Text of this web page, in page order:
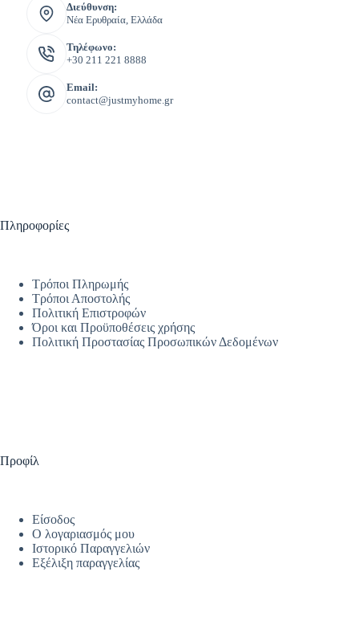
Διεύθυνση:
Νέα Ερυθραία, Ελλάδα
Τηλέφωνο:
+30 211 221 8888
Email:
contact@justmyhome.gr
Πληροφορίες
Τρόποι Πληρωμής
Τρόποι Αποστολής
Πολιτική Επιστροφών
Όροι και Προϋποθέσεις χρήσης
Πολιτική Προστασίας Προσωπικών Δεδομένων
Προφίλ
Είσοδος
Ο λογαριασμός μου
Ιστορικό Παραγγελιών
Εξέλιξη παραγγελίας